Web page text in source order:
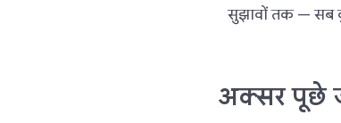
सुझावों तक — सब
अक्सर पूछे